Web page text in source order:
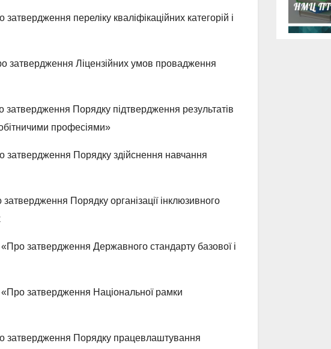
затвердження переліку кваліфікаційних категорій і
затвердження Ліцензійних умов провадження
затвердження Порядку підтвердження результатів
професіями»
затвердження Порядку здійснення навчання
Порядку організації інклюзивного
«Про затвердження Державного стандарту базової і
«Про затвердження Національної рамки
затвердження Порядку працевлаштування